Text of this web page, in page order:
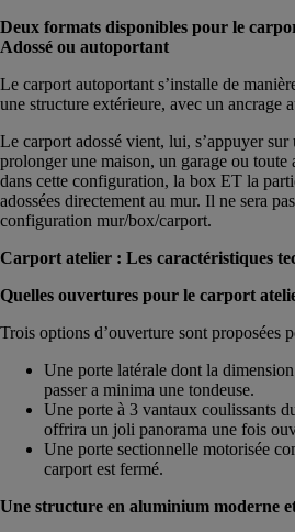
Deux formats disponibles pour le
Adossé ou autoportant
Le carport autoportant s’installe de
une structure extérieure, avec un ancrage
Le carport adossé vient, lui, s’appuyer
prolonger une maison, un garage ou toute
dans cette configuration, la box ET la
adossées directement au mur. Il ne sera
configuration mur/box/carport.
Carport atelier : Les caractéristiques
Quelles ouvertures pour le carport
Trois options d’ouverture sont proposées
Une porte latérale dont la
passer a minima une tondeuse.
Une porte à 3 vantaux coulissants
offrira un joli panorama une fois
Une porte sectionnelle motorisée
carport est fermé.
Une structure en aluminium moderne